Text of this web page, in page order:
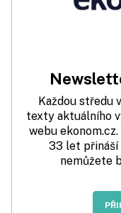
Každou středu
texty aktuálního
webu
33 let přináší
nemůžete